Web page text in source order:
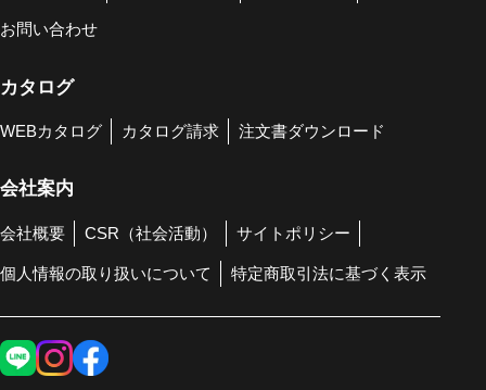
お問い合わせ
カタログ
WEBカタログ カタログ請求 注文書ダウンロード
会社案内
会社概要 CSR（社会活動） サイトポリシー
個人情報の取り扱いについて 特定商取引法に基づく表示